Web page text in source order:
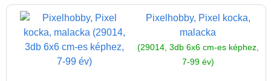
Pixelhobby, Pixel kocka,
malacka
(29014, 3db 6x6 cm-es képhez,
7-99 év)